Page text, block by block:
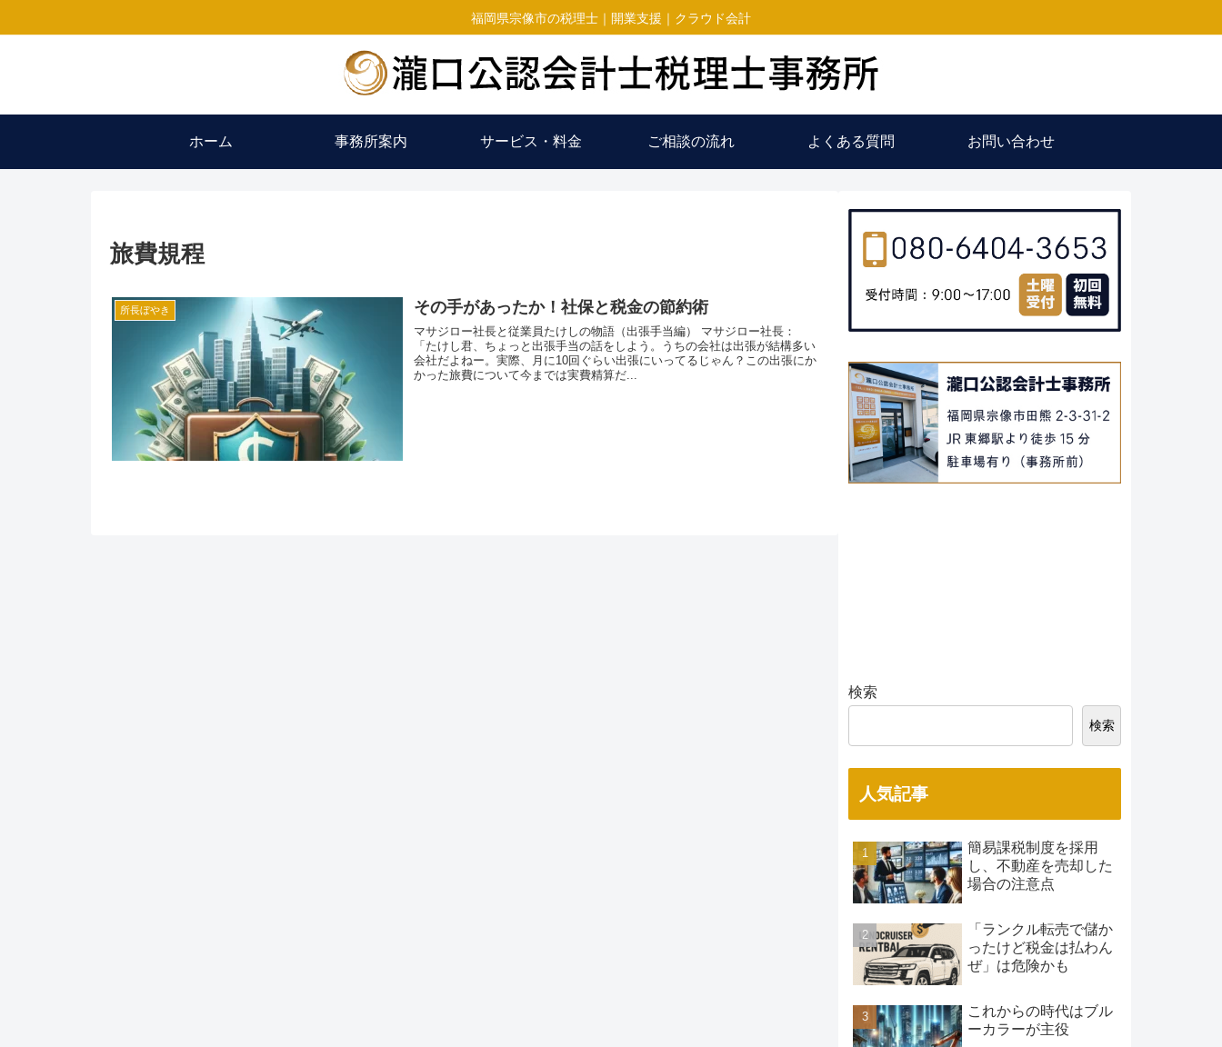
福岡県宗像市の税理士｜開業支援｜クラウド会計
ホーム 事務所案内 サービス・料金 ご相談の流れ よくある質問 お問い合わせ
旅費規程
所長ぼやき その手があったか！社保と税金の節約術
マサジロー社長と従業員たけしの物語（出張手当編） マサジロー社長：
「たけし君、ちょっと出張手当の話をしよう。うちの会社は出張が結構多い
会社だよねー。実際、月に10回ぐらい出張にいってるじゃん？この出張にか
かった旅費について今までは実費精算だ...
検索
検索
人気記事
簡易課税制度を採用
し、不動産を売却した
場合の注意点
「ランクル転売で儲か
ったけど税金は払わん
ぜ」は危険かも
これからの時代はブル
ーカラーが主役